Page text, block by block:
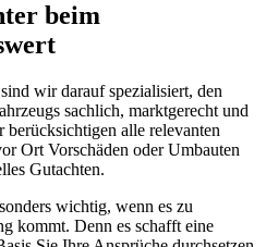
beim
wir darauf spezialisiert, den
sachlich, marktgerecht und
alle relevanten
Ort Vorschäden oder Umbauten
Gutachten.
wichtig, wenn es zu
kommt. Denn es schafft eine